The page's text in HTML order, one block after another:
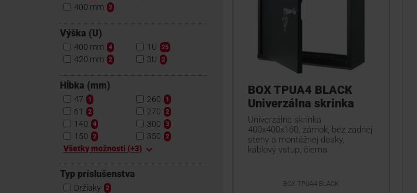
400 mm 2
Výška (U)
400 mm 4
420 mm 2
1U 25
3U 2
Hĺbka (mm)
47 1
61 2
140 4
150 2
260 1
270 2
300 3
350 2
Všetky možnosti (+3)
Typ príslušenstva
Držiaky 2
BOX TPUA4 BLACK
Univerzálna skrinka
Univerzálna skrinka
400x400x160, zámok, bez zadnej
steny a montážnej dosky,
káblový vstup, čierna
BOX TPUA4 BLACK